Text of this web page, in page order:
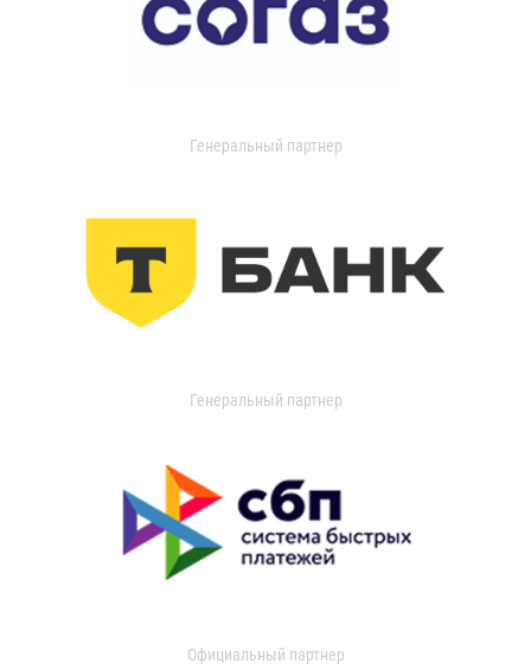
Генеральный партнер
Генеральный партнер
Официальный партнер